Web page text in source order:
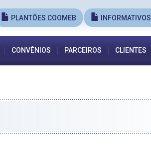
PLANTÕES COOMEB INFORMATIVOS
CONVÊNIOS PARCEIROS CLIENTES